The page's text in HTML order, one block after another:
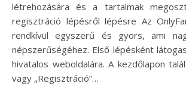
létrehozására és a tartalmak
regisztráció lépésről lépésre Az
rendkívül egyszerű és gyors, ami
népszerűségéhez. Első lépésként
hivatalos weboldalára. A kezdőlapon
vagy „Regisztráció”…